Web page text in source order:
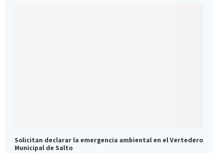
Solicitan declarar la emergencia ambiental en el Vertedero
Municipal de Salto